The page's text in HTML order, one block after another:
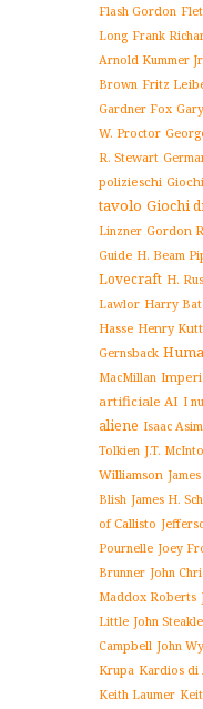
Flash Gordon
Long Frank
Arnold Kummer Jr.
Brown Fritz
Gardner Fox
W. Proctor
R. Stewart
polizieschi
tavolo Giochi
Linzner Gordon
Guide H. Beam
Lovecraft H.
Lawlor Harry
Hasse Henry
Gernsback
MacMillan Imperi
artificiale AI I
aliene Isaac
Tolkien J.T.
Williamson
Blish James H.
of Callisto
Pournelle Joey
Brunner John
Maddox Roberts
Little John
Campbell John
Krupa Kardios di
Keith Laumer